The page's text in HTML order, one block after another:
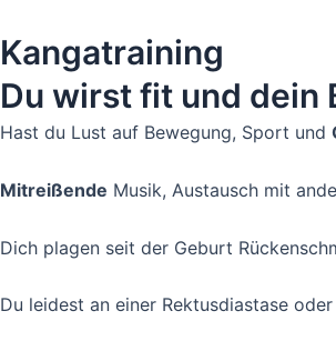
Kangatraining
Du wirst fit und dein
Hast du Lust auf Bewegung, Sport und
Mitreißende Musik, Austausch mit
Dich plagen seit der Geburt
Du leidest an einer Rektusdiastase